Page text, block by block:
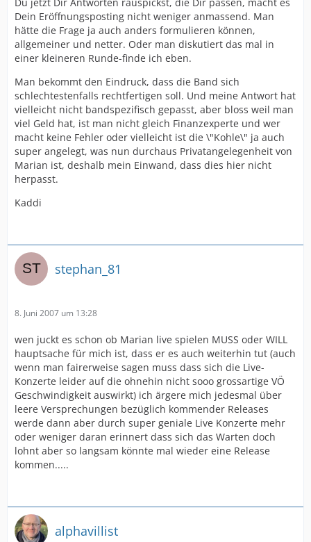
Dein Eröffnungsposting nicht weniger anmassend. Man
hätte die Frage ja auch anders formulieren können,
allgemeiner und netter. Oder man diskutiert das mal in
einer kleineren Runde-finde ich eben.
Man bekommt den Eindruck, dass die Band sich
schlechtestenfalls rechtfertigen soll. Und meine Antwort hat
vielleicht nicht bandspezifisch gepasst, aber bloss weil man
viel Geld hat, ist man nicht gleich Finanzexperte und wer
macht keine Fehler oder vielleicht ist die \"Kohle\" ja auch
super angelegt, was nun durchaus Privatangelegenheit von
Marian ist, deshalb mein Einwand, dass dies hier nicht
herpasst.
Kaddi
stephan_81
8. Juni 2007 um 13:28
wen juckt es schon ob Marian live spielen MUSS oder WILL
hauptsache für mich ist, dass er es auch weiterhin tut (auch
wenn man fairerweise sagen muss dass sich die Live-
Konzerte leider auf die ohnehin nicht sooo grossartige VÖ
Geschwindigkeit auswirkt) ich ärgere mich jedesmal über
leere Versprechungen bezüglich kommender Releases
werde dann aber durch super geniale Live Konzerte mehr
oder weniger daran erinnert dass sich das Warten doch
lohnt aber so langsam könnte mal wieder eine Release
kommen.....
alphavillist